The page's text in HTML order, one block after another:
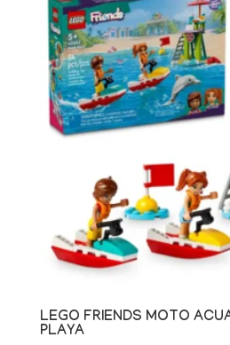
LEGO FRIENDS MOTO
PLAYA